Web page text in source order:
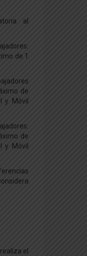
al
de 1
de
y Móvil
de
y Móvil
el